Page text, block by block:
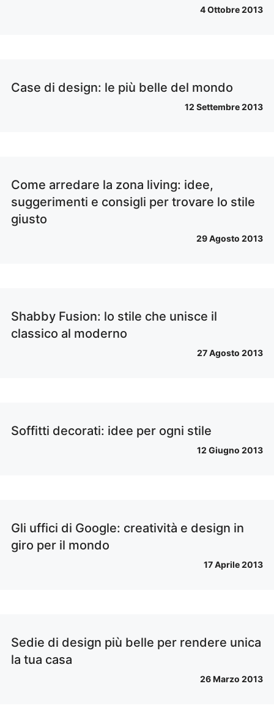
4 Ottobre 2013
Case di design: le più belle del mondo
12 Settembre 2013
Come arredare la zona living: idee,
suggerimenti e consigli per trovare lo stile
giusto
29 Agosto 2013
Shabby Fusion: lo stile che unisce il
classico al moderno
27 Agosto 2013
Soffitti decorati: idee per ogni stile
12 Giugno 2013
Gli uffici di Google: creatività e design in
giro per il mondo
17 Aprile 2013
Sedie di design più belle per rendere unica
la tua casa
26 Marzo 2013